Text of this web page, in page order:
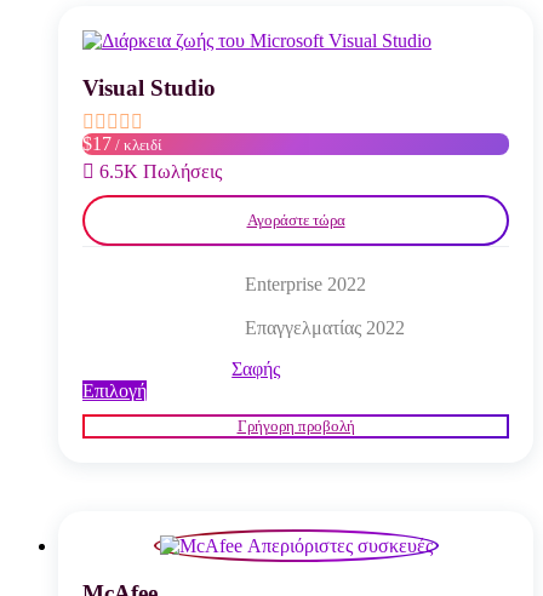
επιλογές
να
επιλεγούν
σελίδα
του
Visual Studio
$17 / κλειδί
6.5K Πωλήσεις
Αγοράστε τώρα
Enterprise 2022
Επαγγελματίας 2022
Σαφής
ΕπιλογήΑυτό
το
προϊόν
επιλογές
μπορούν
να
Γρήγορη προβολή